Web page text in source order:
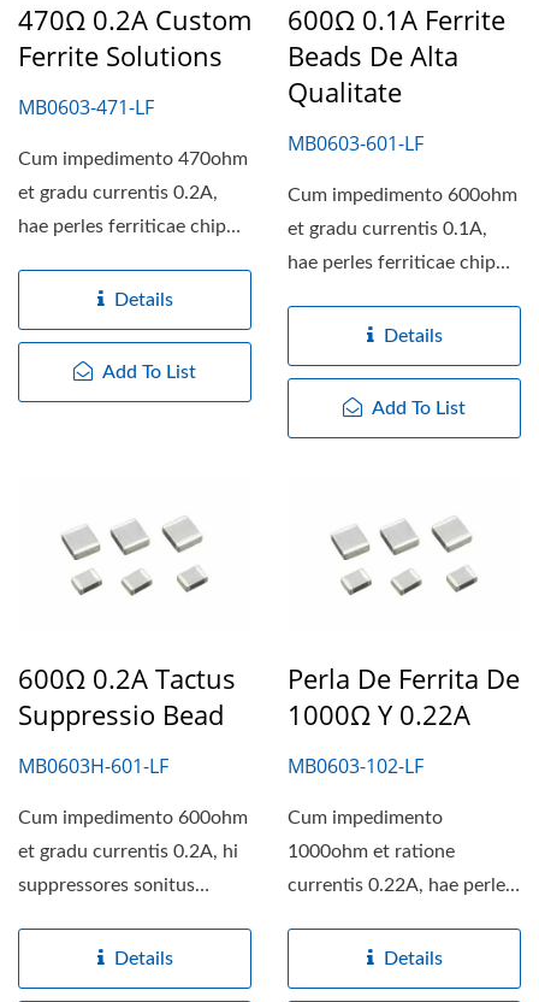
470Ω 0.2A Custom
Ferrite Solutions
MB0603-471-LF
Cum impedimento 470ohm
et gradu currentis 0.2A,
hae perles ferriticae chip
Details
Add To List
600Ω 0.1A Ferrite
Beads De Alta
Qualitate
MB0603-601-LF
Cum impedimento 600ohm
et gradu currentis 0.1A,
hae perles ferriticae chip
Details
Add To List
600Ω 0.2A Tactus
Suppressio Bead
MB0603H-601-LF
Cum impedimento 600ohm
et gradu currentis 0.2A, hi
suppressores sonitus
Details
Perla De Ferrita De
1000Ω Y 0.22A
MB0603-102-LF
Cum impedimento
1000ohm et ratione
currentis 0.22A, hae perles
Details